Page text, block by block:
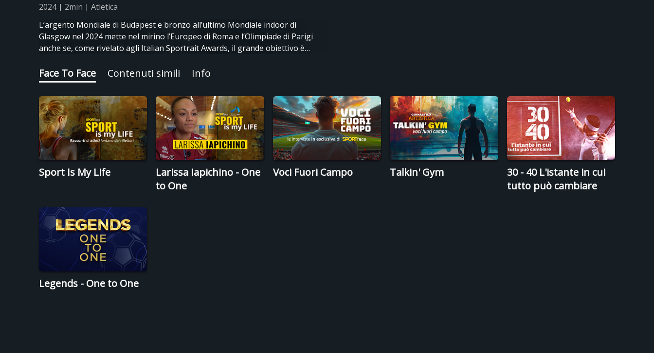
2024 | 2min | Atletica
L’argento Mondiale di Budapest e bronzo all’ultimo Mondiale indoor di
Glasgow nel 2024 mette nel mirino l’Europeo di Roma e l’Olimpiade di Parigi
anche se, come rivelato agli Italian Sportrait Awards, il grande obiettivo è
Face To Face Contenuti simili Info
Sport Is My Life
Larissa Iapichino - One
to One
Voci Fuori Campo Talkin' Gym
30 - 40 L'istante in cui
tutto può cambiare
Legends - One to One